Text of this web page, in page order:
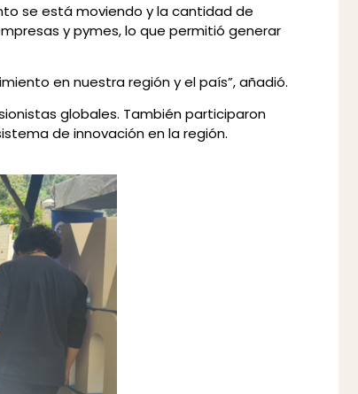
se está moviendo y la cantidad de
y pymes, lo que permitió generar
en nuestra región y el país”, añadió.
globales. También participaron
de innovación en la región.